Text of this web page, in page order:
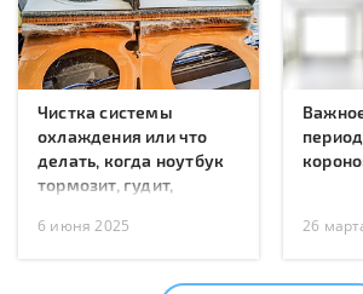
Чистка системы
охлаждения или что
делать, когда ноутбук
тормозит, гудит,
перезагружается?
6 июня 2025 26